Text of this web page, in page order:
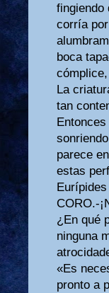
fingiendo
corría
boca
La
tan
parece
estas
CORO.-
¿En qué
ninguna
«Es
pronto a